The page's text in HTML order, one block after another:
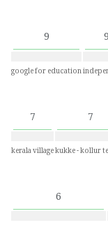
9
google for education
9
7
kerala village
7
kukke - kollur
6